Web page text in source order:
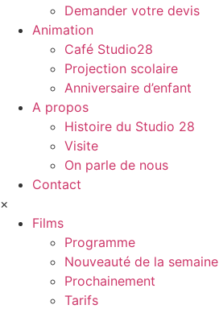
Demander votre devis
Animation
Café Studio28
Projection scolaire
Anniversaire d’enfant
A propos
Histoire du Studio 28
Visite
On parle de nous
Contact
×
Films
Programme
Nouveauté de la semaine
Prochainement
Tarifs